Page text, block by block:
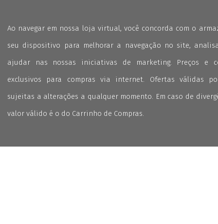
Ao navegar em nossa loja virtual, você concorda com o
seu dispositivo para melhorar a navegação no site,
ajudar nas nossas iniciativas de marketing. Preços e
exclusivos para compras via internet. Ofertas válidas
sujeitas a alterações a qualquer momento. Em caso de
valor válido é o do Carrinho de Compras.